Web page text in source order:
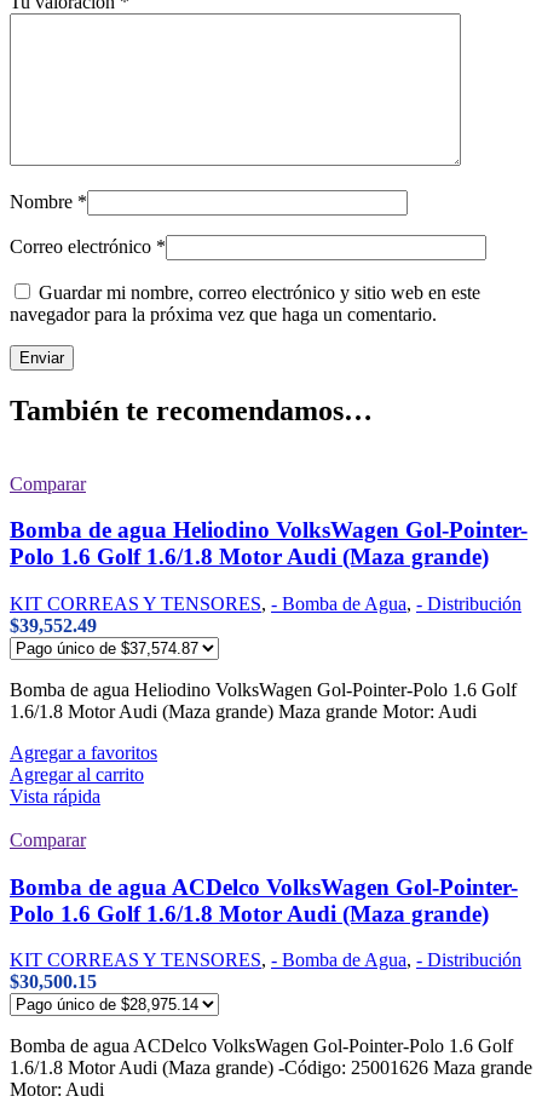
Nombre *
Correo electrónico *
Guardar mi nombre, correo electrónico y sitio web en este
navegador para la próxima vez que haga un comentario.
También te recomendamos…
Comparar
Bomba de agua Heliodino VolksWagen Gol-Pointer-
Polo 1.6 Golf 1.6/1.8 Motor Audi (Maza grande)
KIT CORREAS Y TENSORES, - Bomba de Agua, - Distribución
$39,552.49
Bomba de agua Heliodino VolksWagen Gol-Pointer-Polo 1.6 Golf
1.6/1.8 Motor Audi (Maza grande) Maza grande Motor: Audi
Agregar a favoritos
Agregar al carrito
Vista rápida
Comparar
Bomba de agua ACDelco VolksWagen Gol-Pointer-
Polo 1.6 Golf 1.6/1.8 Motor Audi (Maza grande)
KIT CORREAS Y TENSORES, - Bomba de Agua, - Distribución
$30,500.15
Bomba de agua ACDelco VolksWagen Gol-Pointer-Polo 1.6 Golf
1.6/1.8 Motor Audi (Maza grande) -Código: 25001626 Maza grande
Motor: Audi